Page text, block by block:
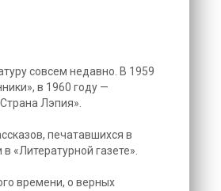
совсем недавно. В 1959
в 1960 году —
Лэпия».
печатавшихся в
«Литературной газете».
времени, о верных